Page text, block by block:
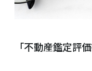
「不動産鑑定評